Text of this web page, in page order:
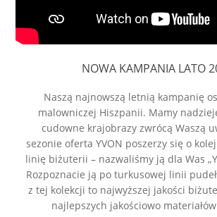
NOWA KAMPANIA LATO
Naszą najnowszą letnią kampanię
malowniczej Hiszpanii. Mamy
cudowne krajobrazy zwrócą Waszą
sezonie oferta YVON poszerzy się o
linię biżuterii – nazwaliśmy ją dla Was
Rozpoznacie ją po turkusowej linii
z tej kolekcji to najwyższej jakości
najlepszych jakościowo